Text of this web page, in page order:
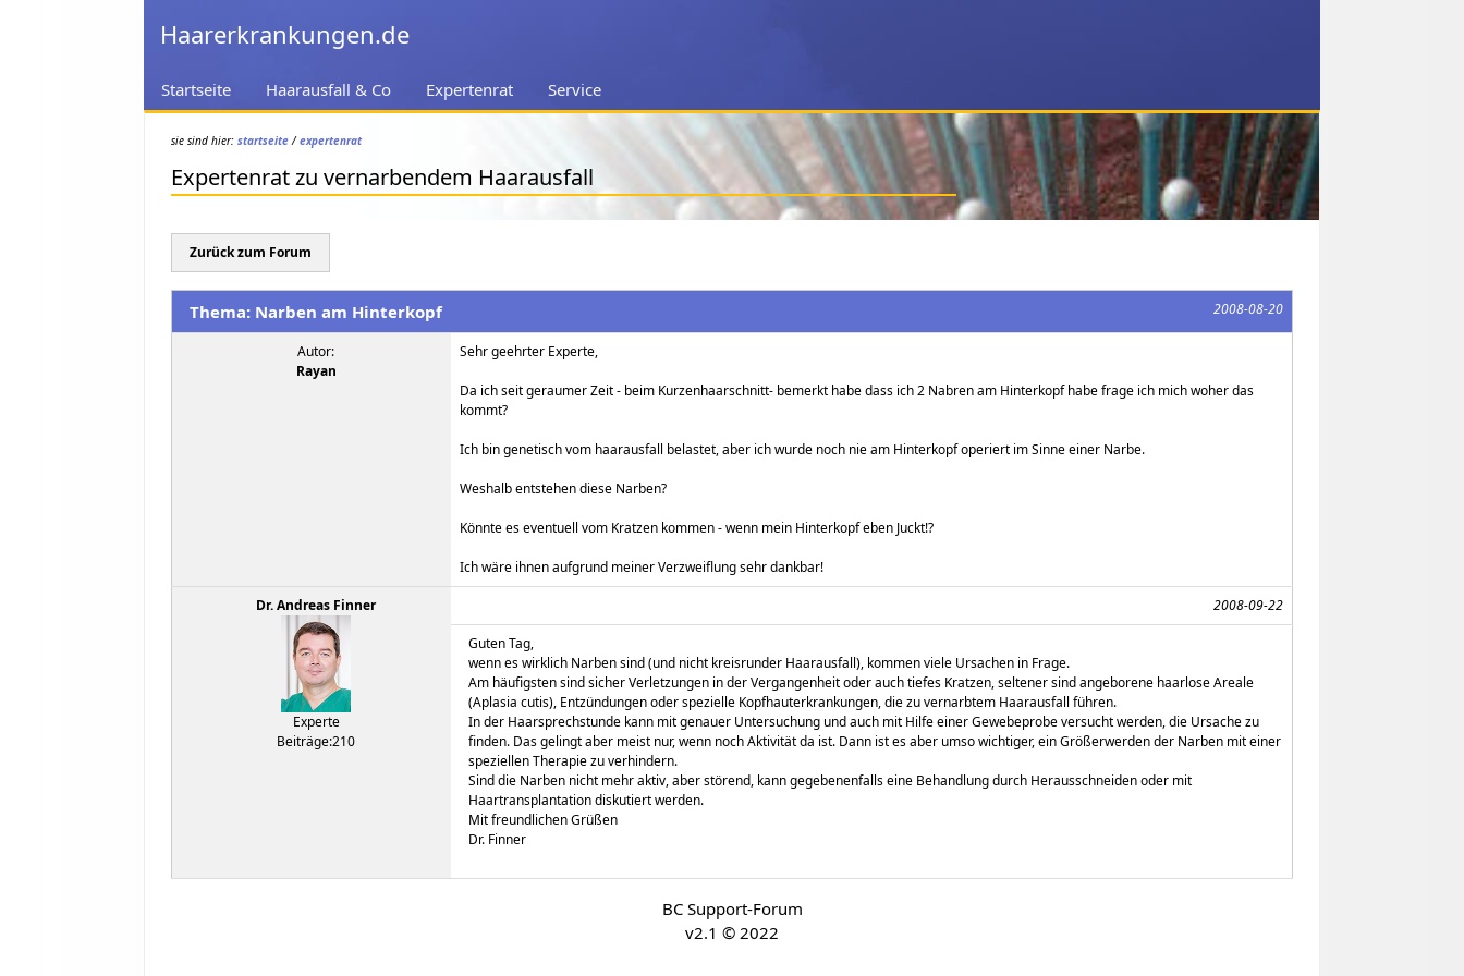
Haarerkrankungen.de
Startseite Haarausfall & Co Expertenrat Service
sie sind hier: startseite/expertenrat
Expertenrat zu vernarbendem Haarausfall
Zurück zum Forum
Thema: Narben am Hinterkopf 2008-08-20
Autor:
Rayan
Sehr geehrter Experte,
Da ich seit geraumer Zeit - beim Kurzenhaarschnitt- bemerkt habe dass ich 2 Nabren am Hinterkopf habe frage ich mich woher das
kommt?
Ich bin genetisch vom haarausfall belastet, aber ich wurde noch nie am Hinterkopf operiert im Sinne einer Narbe.
Weshalb entstehen diese Narben?
Könnte es eventuell vom Kratzen kommen - wenn mein Hinterkopf eben Juckt!?
Ich wäre ihnen aufgrund meiner Verzweiflung sehr dankbar!
Dr. Andreas Finner
Experte
Beiträge:210
2008-09-22
Guten Tag,
wenn es wirklich Narben sind (und nicht kreisrunder Haarausfall), kommen viele Ursachen in Frage.
Am häufigsten sind sicher Verletzungen in der Vergangenheit oder auch tiefes Kratzen, seltener sind angeborene haarlose Areale
(Aplasia cutis), Entzündungen oder spezielle Kopfhauterkrankungen, die zu vernarbtem Haarausfall führen.
In der Haarsprechstunde kann mit genauer Untersuchung und auch mit Hilfe einer Gewebeprobe versucht werden, die Ursache zu
finden. Das gelingt aber meist nur, wenn noch Aktivität da ist. Dann ist es aber umso wichtiger, ein Größerwerden der Narben mit einer
speziellen Therapie zu verhindern.
Sind die Narben nicht mehr aktiv, aber störend, kann gegebenenfalls eine Behandlung durch Herausschneiden oder mit
Haartransplantation diskutiert werden.
Mit freundlichen Grüßen
Dr. Finner
BC Support-Forum
v2.1 © 2022